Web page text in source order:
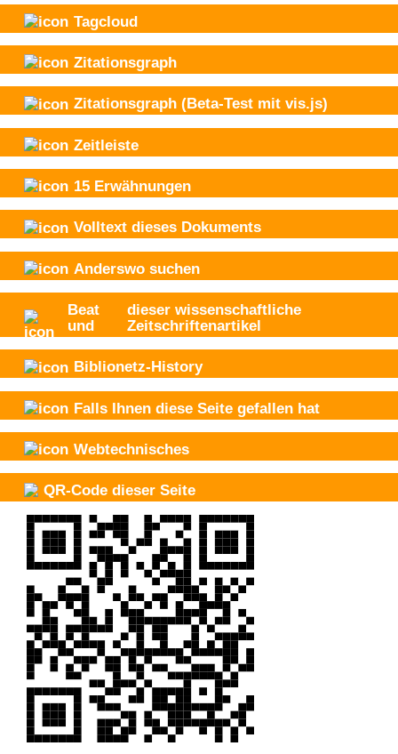
Tagcloud
Zitationsgraph
Zitationsgraph (Beta-Test mit vis.js)
Zeitleiste
15 Erwähnungen
Volltext dieses Dokuments
Anderswo suchen
Beat
und
dieser wissenschaftliche
Zeitschriftenartikel
Biblionetz-History
Falls Ihnen diese Seite gefallen hat
Webtechnisches
QR-Code dieser Seite